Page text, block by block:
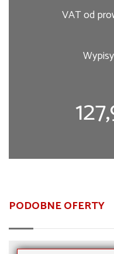
VAT od
PODOBNE OFERTY